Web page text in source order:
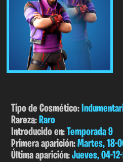
Tipo de Cosmético:
Rareza:Raro
Introducido en:Temporada 9
Primera aparición:Martes, 18-
Última aparición:Jueves, 04-